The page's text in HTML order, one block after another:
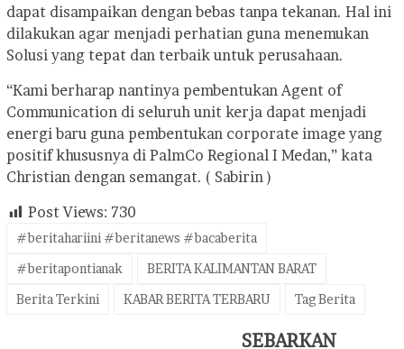
dapat disampaikan dengan bebas tanpa tekanan. Hal ini
dilakukan agar menjadi perhatian guna menemukan
Solusi yang tepat dan terbaik untuk perusahaan.
“Kami berharap nantinya pembentukan Agent of
Communication di seluruh unit kerja dapat menjadi
energi baru guna pembentukan corporate image yang
positif khususnya di PalmCo Regional I Medan,” kata
Christian dengan semangat. ( Sabirin )
Post Views: 730
#beritahariini #beritanews #bacaberita
#beritapontianak
BERITA KALIMANTAN BARAT
Berita Terkini
KABAR BERITA TERBARU Tag Berita
SEBARKAN